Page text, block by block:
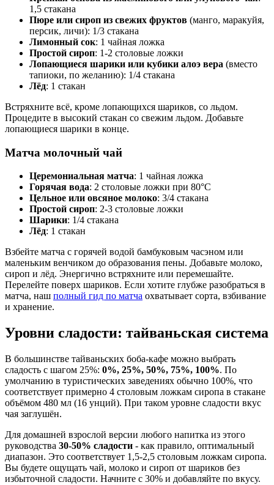
1,5 стакана
Пюре или сироп из свежих фруктов (манго, маракуйя,
персик, личи): 1/3 стакана
Лимонный сок: 1 чайная ложка
Простой сироп: 1-2 столовые ложки
Лопающиеся шарики или кубики алоэ вера (вместо
тапиоки, по желанию): 1/4 стакана
Лёд: 1 стакан
Встряхните всё, кроме лопающихся шариков, со льдом.
Процедите в высокий стакан со свежим льдом. Добавьте
лопающиеся шарики в конце.
Матча молочный чай
Церемониальная матча: 1 чайная ложка
Горячая вода: 2 столовые ложки при 80°C
Цельное или овсяное молоко: 3/4 стакана
Простой сироп: 2-3 столовые ложки
Шарики: 1/4 стакана
Лёд: 1 стакан
Взбейте матча с горячей водой бамбуковым часэном или
маленьким венчиком до образования пены. Добавьте молоко,
сироп и лёд. Энергично встряхните или перемешайте.
Перелейте поверх шариков. Если хотите глубже разобраться в
матча, наш полный гид по матча охватывает сорта, взбивание
и хранение.
Уровни сладости: тайваньская система
В большинстве тайваньских боба-кафе можно выбрать
сладость с шагом 25%: 0%, 25%, 50%, 75%, 100%. По
умолчанию в туристических заведениях обычно 100%, что
соответствует примерно 4 столовым ложкам сиропа в стакане
объёмом 480 мл (16 унций). При таком уровне сладости вкус
чая заглушён.
Для домашней взрослой версии любого напитка из этого
руководства 30-50% сладости - как правило, оптимальный
диапазон. Это соответствует 1,5-2,5 столовым ложкам сиропа.
Вы будете ощущать чай, молоко и сироп от шариков без
избыточной сладости. Начните с 30% и добавляйте по вкусу.